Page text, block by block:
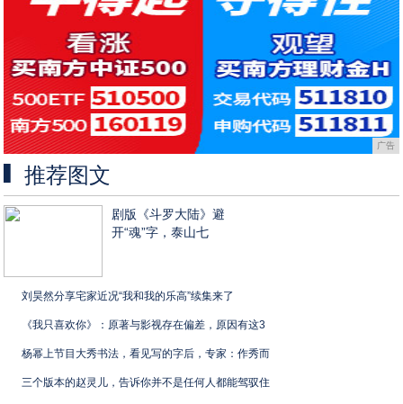
广告
推荐图文
剧版《斗罗大陆》避
开“魂”字，泰山七
刘昊然分享宅家近况“我和我的乐高”续集来了
《我只喜欢你》：原著与影视存在偏差，原因有这3
杨幂上节目大秀书法，看见写的字后，专家：作秀而
三个版本的赵灵儿，告诉你并不是任何人都能驾驭住